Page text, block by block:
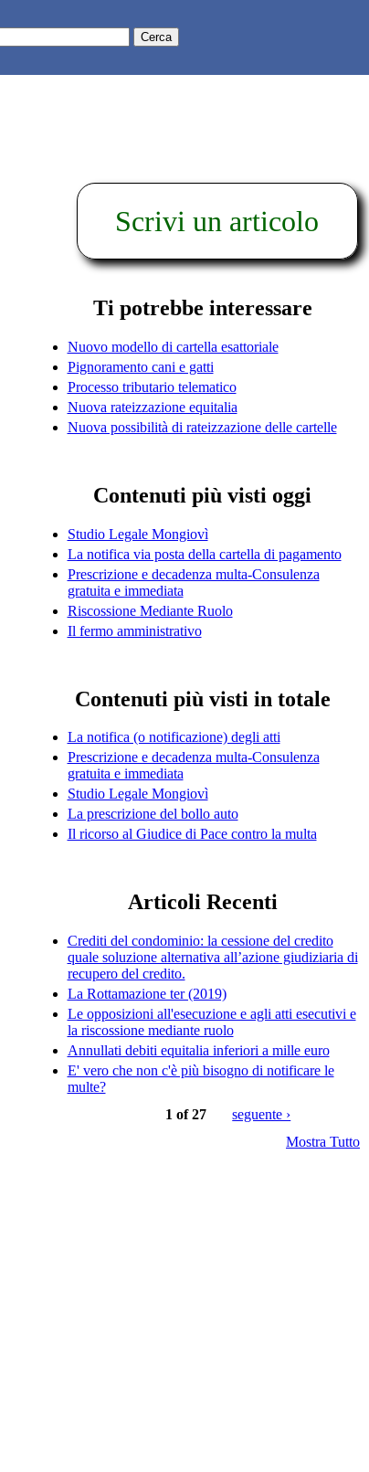
Scrivi un articolo
Ti potrebbe interessare
Nuovo modello di cartella esattoriale
Pignoramento cani e gatti
Processo tributario telematico
Nuova rateizzazione equitalia
Nuova possibilità di rateizzazione delle cartelle
Contenuti più visti oggi
Studio Legale Mongiovì
La notifica via posta della cartella di pagamento
Prescrizione e decadenza multa-Consulenza
gratuita e immediata
Riscossione Mediante Ruolo
Il fermo amministrativo
Contenuti più visti in totale
La notifica (o notificazione) degli atti
Prescrizione e decadenza multa-Consulenza
gratuita e immediata
Studio Legale Mongiovì
La prescrizione del bollo auto
Il ricorso al Giudice di Pace contro la multa
Articoli Recenti
Crediti del condominio: la cessione del credito
quale soluzione alternativa all’azione giudiziaria di
recupero del credito.
La Rottamazione ter (2019)
Le opposizioni all'esecuzione e agli atti esecutivi e
la riscossione mediante ruolo
Annullati debiti equitalia inferiori a mille euro
E' vero che non c'è più bisogno di notificare le
multe?
1 of 27
seguente ›
Mostra Tutto